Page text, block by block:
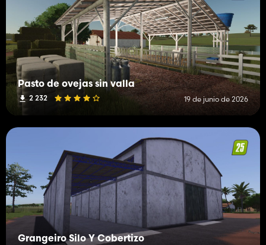
Pasto de ovejas sin valla
2 232 19 de junio de 2026
Grangeiro Silo Y Cobertizo